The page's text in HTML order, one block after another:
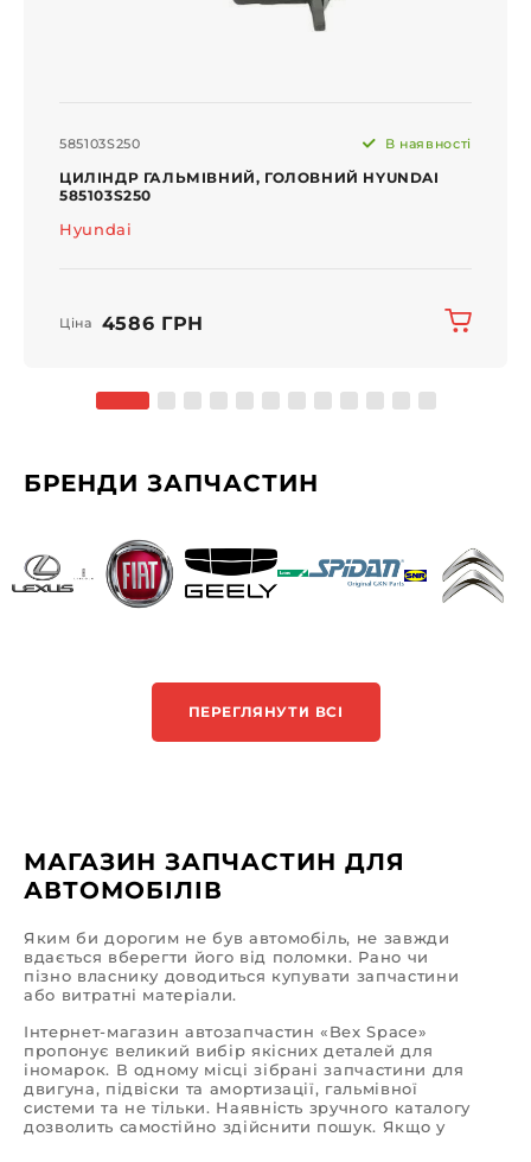
585103S250 В наявності
ЦИЛІНДР ГАЛЬМІВНИЙ, ГОЛОВНИЙ HYUNDAI
585103S250
Hyundai
Ціна 4586 ГРН
БРЕНДИ ЗАПЧАСТИН
ПЕРЕГЛЯНУТИ ВСІ
МАГАЗИН ЗАПЧАСТИН ДЛЯ
АВТОМОБІЛІВ
Яким би дорогим не був автомобіль, не завжди
вдається вберегти його від поломки. Рано чи
пізно власнику доводиться купувати запчастини
або витратні матеріали.
Інтернет-магазин автозапчастин «Bex Space»
пропонує великий вибір якісних деталей для
іномарок. В одному місці зібрані запчастини для
двигуна, підвіски та амортизації, гальмівної
системи та не тільки. Наявність зручного каталогу
дозволить самостійно здійснити пошук. Якщо у